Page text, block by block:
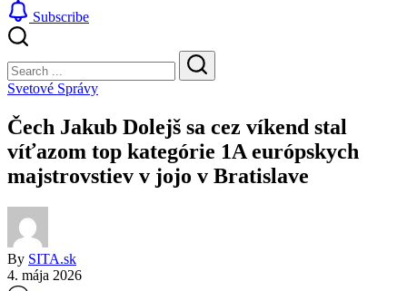
Subscribe
Search
Search
Svetové Správy
Čech Jakub Dolejš sa cez víkend stal
víťazom top kategórie 1A európskych
majstrovstiev v jojo v Bratislave
By SITA.sk
4. mája 2026